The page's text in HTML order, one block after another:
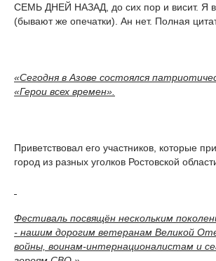
СЕМЬ ДНЕЙ НАЗАД, до сих пор и висит. Я
(бывают же опечатки). Ан нет. Полная
«Сегодня в Азове состоялся
«Герои всех времен».
Приветствовал его участников, которые
город из разных уголков Ростовской
Фестиваль посвящён нескольким
- нашим дорогим ветеранам Великой
войны, воинам-интернационалистам и